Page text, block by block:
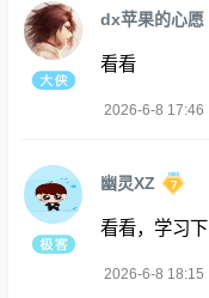
dx苹果的心愿
看看
2026-6-8 17:46
幽灵XZ
看看，学习下
2026-6-8 18:15